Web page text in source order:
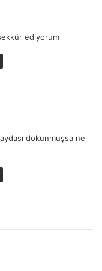
ediyorum
dokunmuşsa ne